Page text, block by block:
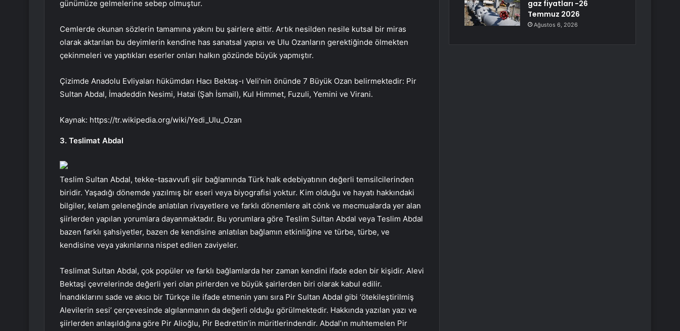
günümüze gelmelerine sebep olmuştur.
Cemlerde okunan sözlerin tamamına yakını bu şairlere aittir. Artık nesilden nesile kutsal bir miras
olarak aktarılan bu deyimlerin kendine has sanatsal yapısı ve Ulu Ozanların gerektiğinde ölmekten
çekinmeleri ve yaptıkları eserler onları halkın gözünde büyük yapmıştır.
Çizimde Anadolu Evliyaları hükümdarı Hacı Bektaş-ı Veli’nin önünde 7 Büyük Ozan belirmektedir: Pir
Sultan Abdal, İmadeddin Nesimi, Hatai (Şah İsmail), Kul Himmet, Fuzuli, Yemini ve Virani.
Kaynak: https://tr.wikipedia.org/wiki/Yedi_Ulu_Ozan
3. Teslimat Abdal
Teslim Sultan Abdal, tekke-tasavvufi şiir bağlamında Türk halk edebiyatının değerli temsilcilerinden
biridir. Yaşadığı dönemde yazılmış bir eseri veya biyografisi yoktur. Kim olduğu ve hayatı hakkındaki
bilgiler, kelam geleneğinde anlatılan rivayetlere ve farklı dönemlere ait cönk ve mecmualarda yer alan
şiirlerden yapılan yorumlara dayanmaktadır. Bu yorumlara göre Teslim Sultan Abdal veya Teslim Abdal
bazen farklı şahsiyetler, bazen de kendisine anlatılan bağlamın etkinliğine ve türbe, türbe, ve
kendisine veya yakınlarına nispet edilen zaviyeler.
Teslimat Sultan Abdal, çok popüler ve farklı bağlamlarda her zaman kendini ifade eden bir kişidir. Alevi
Bektaşi çevrelerinde değerli yeri olan pirlerden ve büyük şairlerden biri olarak kabul edilir.
İnandıklarını sade ve akıcı bir Türkçe ile ifade etmenin yanı sıra Pir Sultan Abdal gibi ‘ötekileştirilmiş
Alevilerin sesi’ çerçevesinde algılanmanın da değerli olduğu görülmektedir. Hakkında yazılan yazı ve
şiirlerden anlaşıldığına göre Pir Alioğlu, Pir Bedrettin’in müritlerindendir. Abdal’ın muhtemelen Pir
gaz fiyatları -26
Temmuz 2026
Ağustos 6, 2026